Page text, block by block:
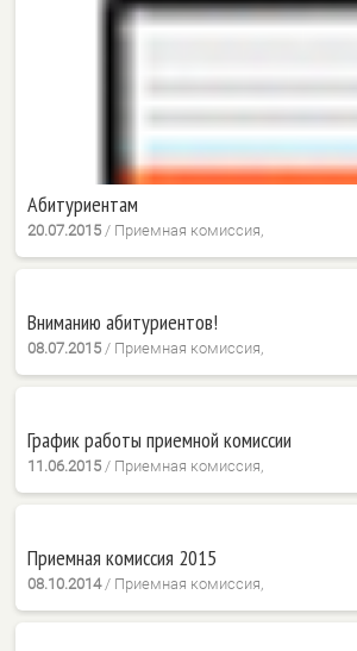
Абитуриентам
20.07.2015 / Приемная комиссия,
Вниманию абитуриентов!
08.07.2015 / Приемная комиссия,
График работы приемной комиссии
11.06.2015 / Приемная комиссия,
Приемная комиссия 2015
08.10.2014/ Приемная комиссия,